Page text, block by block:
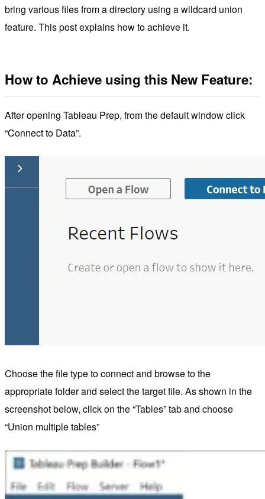
bring various files from a directory using a wildcard union
feature. This post explains how to achieve it.
How to Achieve using this New Feature:
After opening Tableau Prep, from the default window click
“Connect to Data”.
Choose the file type to connect and browse to the
appropriate folder and select the target file. As shown in the
screenshot below, click on the “Tables” tab and choose
“Union multiple tables”